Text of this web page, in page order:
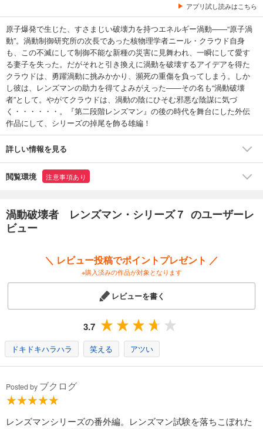
アプリ試し読みはこちら
原子爆発で生じた、すさまじい破壊力を持つエネルギー渦動――“原子渦
動”。渦動制御研究所の次長であった核物理学者ニール・クラウド自身
も、この不滅にして制御不能な新種の災害に見舞われ、一瞬にして愛す
る妻子を失った。だがそれと引き換えに渦動を破壊するアイデアを得た
クラウドは、勇躍渦動に挑みかかり、瀕死の重傷を負ってしまう。しか
し彼は、レンズマンの助力を得てよみがえった――その名も“渦動破壊
者”として。やがてクラウドは、渦動の陰にひそむ邪悪な陰謀に気づ
く・・・・・・。『第二段階レンズマン』の後の時代を舞台にした外伝
作品にして、シリーズの掉尾を飾る雄編！
詳しい情報を見る
閲覧環境 注意事項あり
渦動破壊者 レンズマン・シリーズ７ のユーザーレ
ビュー
＼ レビュー投稿でポイントプレゼント ／
※購入済みの作品が対象となります
レビューを書く
3.7
ドキドキハラハラ 笑える アツい
Posted by ブクログ
レンズマンシリーズの番外編。レンズマン試験を落ちこぼれた